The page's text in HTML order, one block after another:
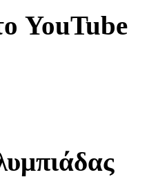
YouTube